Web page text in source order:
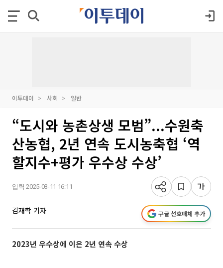
이투데이 사회 일반
“도시와 농촌상생 모범”...수원축
산농협, 2년 연속 도시농축협 ‘역
할지수+평가 우수상 수상’
입력 2025-03-11 16:11
김재학 기자 구글 선호매체 추가
2023년 우수상에 이은 2년 연속 수상